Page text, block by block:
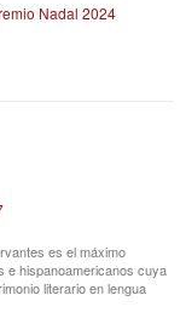
Nadal 2024
es el máximo
e hispanoamericanos cuya
literario en lengua